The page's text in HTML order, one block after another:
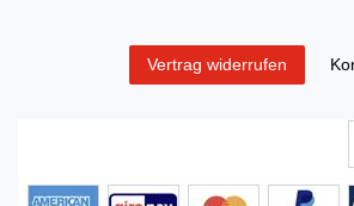
Vertrag widerrufen